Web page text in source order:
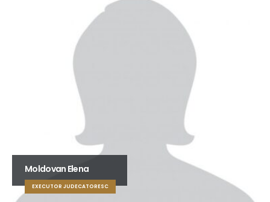
Moldovan Elena
EXECUTOR JUDECATORESC